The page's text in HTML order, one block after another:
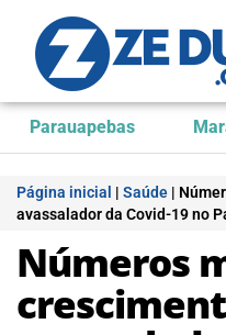
Parauapebas
Página inicial | Saúde |
avassalador da Covid-19 no
Números